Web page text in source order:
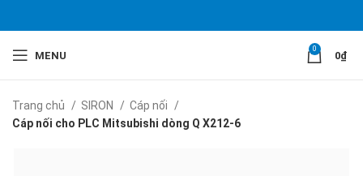
MENU
0
0₫
Trang chủ SIRON
Cáp nối
Cáp nối cho PLC Mitsubishi dòng Q X212-6